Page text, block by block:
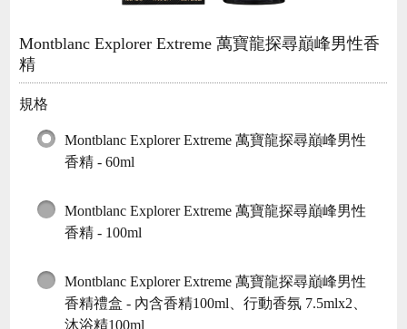
Montblanc Explorer Extreme 萬寶龍探尋巔峰男性香
精
規格
Montblanc Explorer Extreme 萬寶龍探尋巔峰男性
香精 - 60ml
Montblanc Explorer Extreme 萬寶龍探尋巔峰男性
香精 - 100ml
Montblanc Explorer Extreme 萬寶龍探尋巔峰男性
香精禮盒 - 內含香精100ml、行動香氛 7.5mlx2、
沐浴精100ml